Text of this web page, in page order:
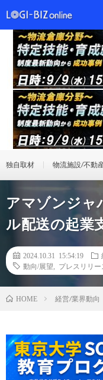
独自取材 物流施設/不動
アマゾンジャ
ル配送の起業
2024.10.31 15:54:19
動向/展望
プレスリリー
HOME 経営/業界動向